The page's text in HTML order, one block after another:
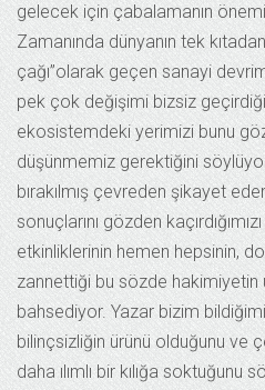
gelecek için çabalamanın
Zamanında dünyanın tek
çağı”olarak geçen sanayi
pek çok değişimi bizsiz
ekosistemdeki yerimizi bunu
düşünmemiz gerektiğini
bırakılmış çevreden şikayet
sonuçlarını gözden
etkinliklerinin hemen hepsinin,
zannettiği bu sözde hakimiyetin
bahsediyor. Yazar bizim
bilinçsizliğin ürünü olduğunu ve
daha ılımlı bir kılığa soktuğunu